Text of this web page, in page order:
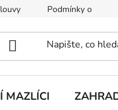
Podmínky ochrany
MAZLÍCI